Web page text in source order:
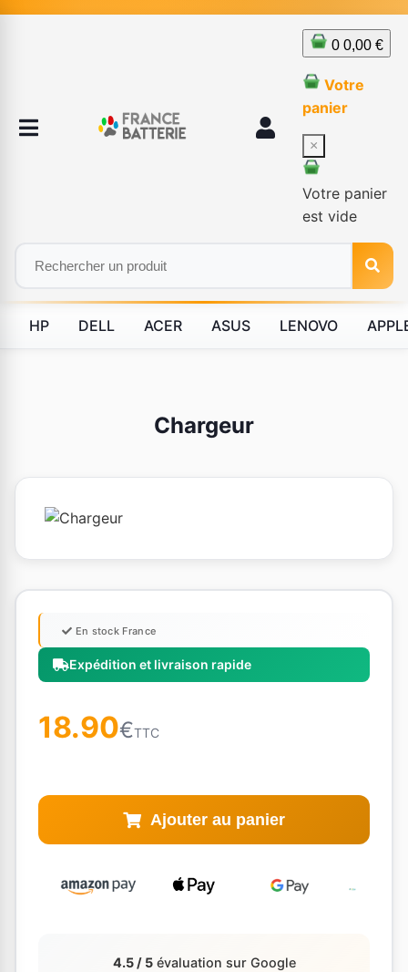
0 0,00 €
Votre
panier
×
Votre panier
est vide
HP DELL ACER ASUS LENOVO
Chargeur
Expédition et livraison rapide
En stock France
18.90€TTC
Ajouter au panier
4.5 / 5évaluation sur Google